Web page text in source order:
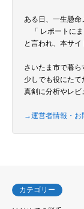
ある日、一生懸命
「 レポートにま
と言われ、本サ
さいたま市で暮ら
少しでも役にたて
真剣に分析やレビ
→運営者情報・お
カテゴリー